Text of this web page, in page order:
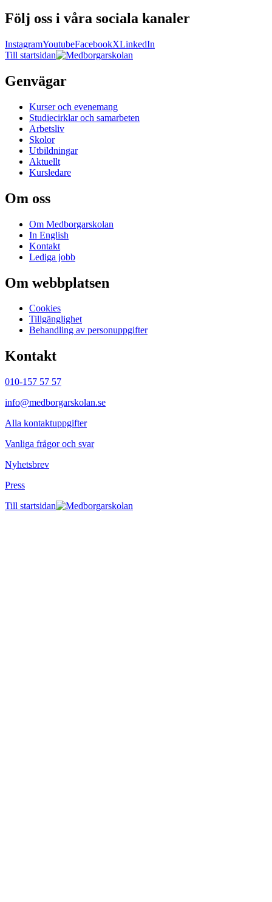
Följ oss i våra sociala kanaler
InstagramYoutubeFacebookXLinkedIn
Till startsidan
Genvägar
Kurser och evenemang
Studiecirklar och samarbeten
Arbetsliv
Skolor
Utbildningar
Aktuellt
Kursledare
Om oss
Om Medborgarskolan
In English
Kontakt
Lediga jobb
Om webbplatsen
Cookies
Tillgänglighet
Behandling av personuppgifter
Kontakt
010-157 57 57
info@medborgarskolan.se
Alla kontaktuppgifter
Vanliga frågor och svar
Nyhetsbrev
Press
Till startsidan